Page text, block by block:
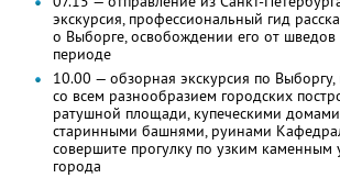
экскурсия, профессиональный гид
о Выборге, освобождении его от
периоде
10.00 — обзорная экскурсия по Выборгу,
со всем разнообразием городских
ратушной площади, купеческими
старинными башнями, руинами
совершите прогулку по узким каменным
города